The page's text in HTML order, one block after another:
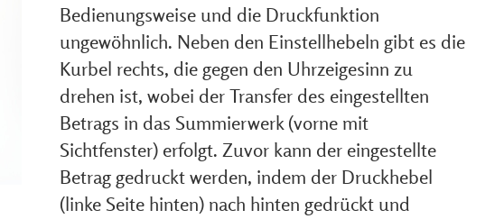
Bedienungsweise und die Druckfunktion
ungewöhnlich. Neben den Einstellhebeln gibt es die
Kurbel rechts, die gegen den Uhrzeigesinn zu
drehen ist, wobei der Transfer des eingestellten
Betrags in das Summierwerk (vorne mit
Sichtfenster) erfolgt. Zuvor kann der eingestellte
Betrag gedruckt werden, indem der Druckhebel
(linke Seite hinten) nach hinten gedrückt und